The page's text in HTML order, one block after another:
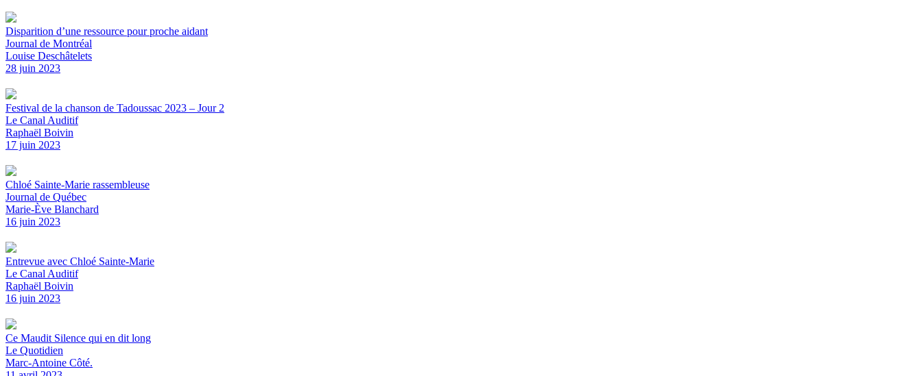
Disparition d’une ressource pour proche aidant
Journal de Montréal
Louise Deschâtelets
28 juin 2023
Festival de la chanson de Tadoussac 2023 – Jour 2
Le Canal Auditif
Raphaël Boivin
17 juin 2023
Chloé Sainte-Marie rassembleuse
Journal de Québec
Marie-Ève Blanchard
16 juin 2023
Entrevue avec Chloé Sainte-Marie
Le Canal Auditif
Raphaël Boivin
16 juin 2023
Ce Maudit Silence qui en dit long
Le Quotidien
Marc-Antoine Côté.